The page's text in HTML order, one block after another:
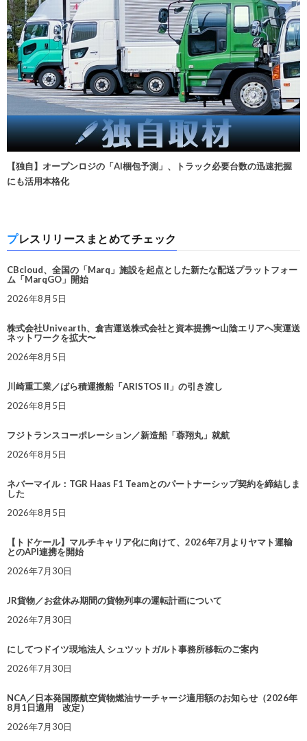
【独自】オープンロジの「AI梱包予測」、トラック必要台数の迅速把握
にも活用本格化
プレスリリースまとめてチェック
CBcloud、全国の「Marq」施設を起点とした新たな配送プラットフォー
ム「MarqGO」開始
2026年8月5日
株式会社Univearth、倉吉運送株式会社と資本提携〜山陰エリアへ実運送
ネットワークを拡大〜
2026年8月5日
川崎重工業／ばら積運搬船「ARISTOS II」の引き渡し
2026年8月5日
フジトランスコーポレーション／新造船「蓉翔丸」就航
2026年8月5日
ネバーマイル：TGR Haas F1 Teamとのパートナーシップ契約を締結しま
した
2026年8月5日
【トドケール】マルチキャリア化に向けて、2026年7月よりヤマト運輸
とのAPI連携を開始
2026年7月30日
JR貨物／お盆休み期間の貨物列車の運転計画について
2026年7月30日
にしてつドイツ現地法人 シュツットガルト事務所移転のご案内
2026年7月30日
NCA／日本発国際航空貨物燃油サーチャージ適用額のお知らせ（2026年
8月1日適用 改定）
2026年7月30日